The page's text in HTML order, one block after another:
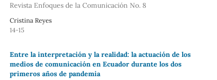
Revista Enfoques de la Comunicación No. 8
Cristina Reyes
14-15
Entre la interpretación y la realidad: la actuación de los
medios de comunicación en Ecuador durante los dos
primeros años de pandemia